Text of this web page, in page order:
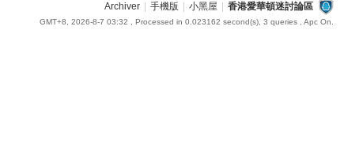
Archiver 手機版 小黑屋 香港愛華頓迷討論區
GMT+8, 2026-8-7 03:32 , Processed in 0.023162 second(s), 3 queries , Apc On.